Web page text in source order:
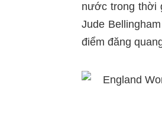
nước trong thời
Jude
điểm đăng